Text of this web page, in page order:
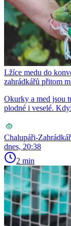
Lžíce medu do
zahrádkářů přitom
Okurky a med jsou
plodné i veselé.
Chalupáři-
dnes, 20:38
2 min